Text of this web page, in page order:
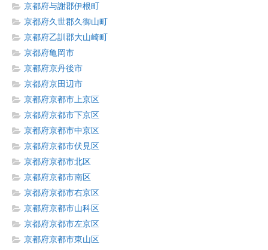
京都府与謝郡伊根町
京都府久世郡久御山町
京都府乙訓郡大山崎町
京都府亀岡市
京都府京丹後市
京都府京田辺市
京都府京都市上京区
京都府京都市下京区
京都府京都市中京区
京都府京都市伏見区
京都府京都市北区
京都府京都市南区
京都府京都市右京区
京都府京都市山科区
京都府京都市左京区
京都府京都市東山区